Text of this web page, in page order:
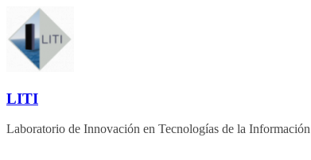
Saltar
contenido
LITI
Laboratorio de Innovación en Tecnologías de la Información